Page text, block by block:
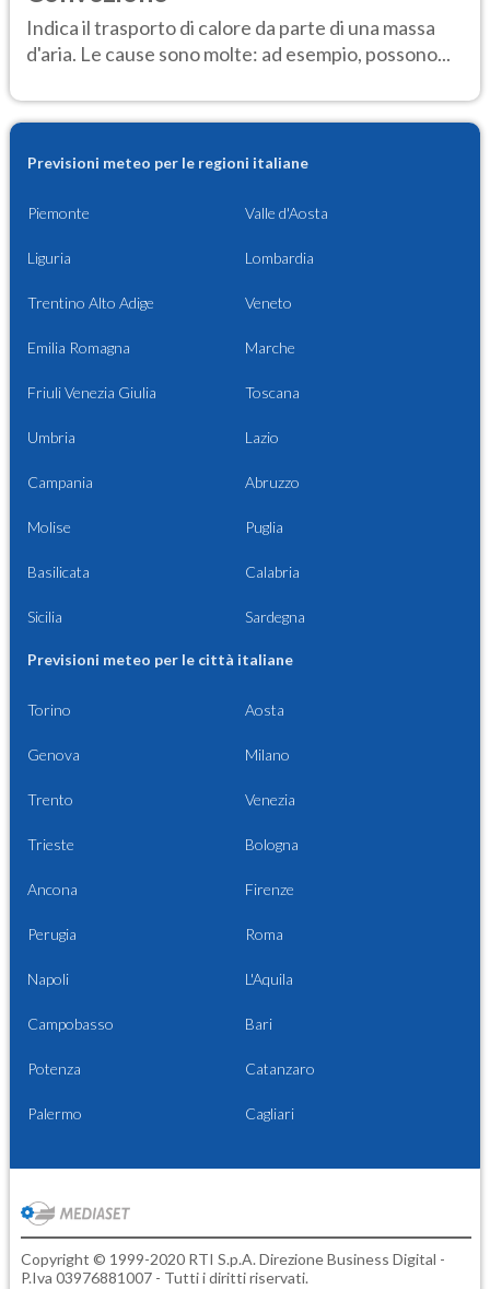
Indica il trasporto di calore da parte di una massa
d'aria. Le cause sono molte: ad esempio, possono...
Previsioni meteo per le regioni italiane
Piemonte Valle d'Aosta
Liguria Lombardia
Trentino Alto Adige Veneto
Emilia Romagna Marche
Friuli Venezia Giulia Toscana
Umbria Lazio
Campania Abruzzo
Molise Puglia
Basilicata Calabria
Sicilia Sardegna
Previsioni meteo per le città italiane
Torino Aosta
Genova Milano
Trento Venezia
Trieste Bologna
Ancona Firenze
Perugia Roma
Napoli L'Aquila
Campobasso Bari
Potenza Catanzaro
Palermo Cagliari
Copyright © 1999-2020 RTI S.p.A. Direzione Business Digital -
P.Iva 03976881007 - Tutti i diritti riservati.